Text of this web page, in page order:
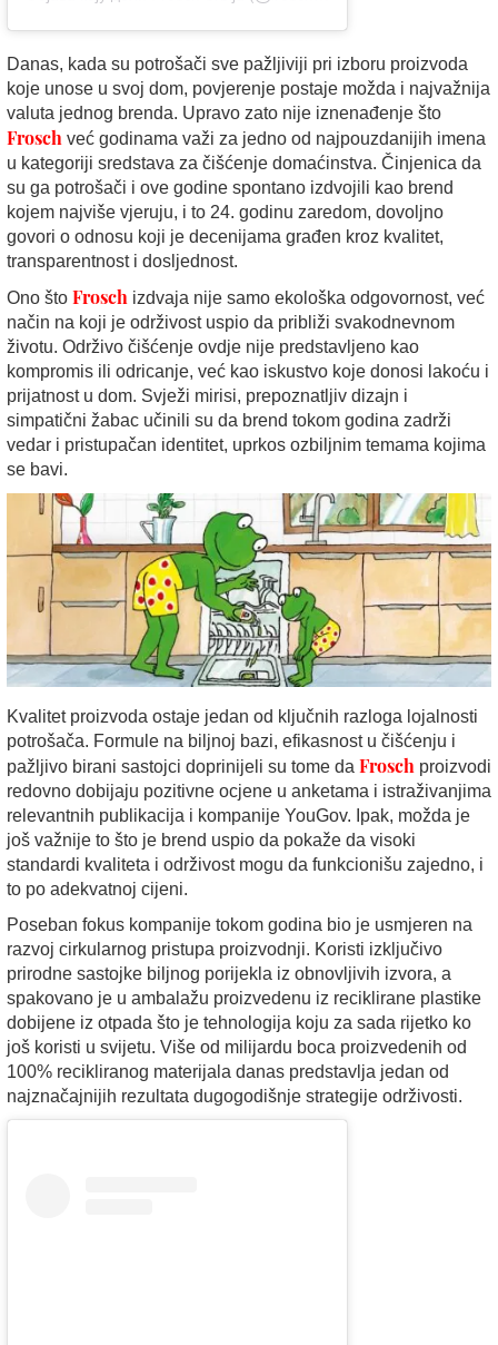
Danas, kada su potrošači sve pažljiviji pri izboru proizvoda
koje unose u svoj dom, povjerenje postaje možda i najvažnija
valuta jednog brenda. Upravo zato nije iznenađenje što
Frosch već godinama važi za jedno od najpouzdanijih imena
u kategoriji sredstava za čišćenje domaćinstva. Činjenica da
su ga potrošači i ove godine spontano izdvojili kao brend
kojem najviše vjeruju, i to 24. godinu zaredom, dovoljno
govori o odnosu koji je decenijama građen kroz kvalitet,
transparentnost i dosljednost.
Ono što Frosch izdvaja nije samo ekološka odgovornost, već
način na koji je održivost uspio da približi svakodnevnom
životu. Održivo čišćenje ovdje nije predstavljeno kao
kompromis ili odricanje, već kao iskustvo koje donosi lakoću i
prijatnost u dom. Svježi mirisi, prepoznatljiv dizajn i
simpatični žabac učinili su da brend tokom godina zadrži
vedar i pristupačan identitet, uprkos ozbiljnim temama kojima
se bavi.
Kvalitet proizvoda ostaje jedan od ključnih razloga lojalnosti
potrošača. Formule na biljnoj bazi, efikasnost u čišćenju i
pažljivo birani sastojci doprinijeli su tome da Frosch proizvodi
redovno dobijaju pozitivne ocjene u anketama i istraživanjima
relevantnih publikacija i kompanije YouGov. Ipak, možda je
još važnije to što je brend uspio da pokaže da visoki
standardi kvaliteta i održivost mogu da funkcionišu zajedno, i
to po adekvatnoj cijeni.
Poseban fokus kompanije tokom godina bio je usmjeren na
razvoj cirkularnog pristupa proizvodnji. Koristi izključivo
prirodne sastojke biljnog porijekla iz obnovljivih izvora, a
spakovano je u ambalažu proizvedenu iz reciklirane plastike
dobijene iz otpada što je tehnologija koju za sada rijetko ko
još koristi u svijetu. Više od milijardu boca proizvedenih od
100% recikliranog materijala danas predstavlja jedan od
najznačajnijih rezultata dugogodišnje strategije održivosti.